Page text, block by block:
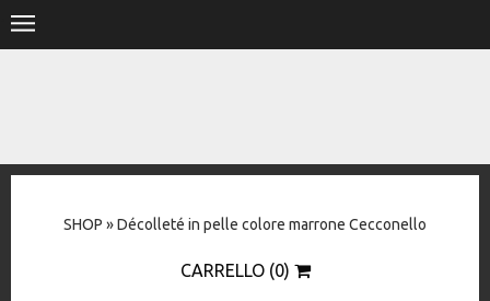
STORE
DESIGNERS
CONTACT
SHOP »Décolleté in pelle colore marrone Cecconello
CARRELLO (0)